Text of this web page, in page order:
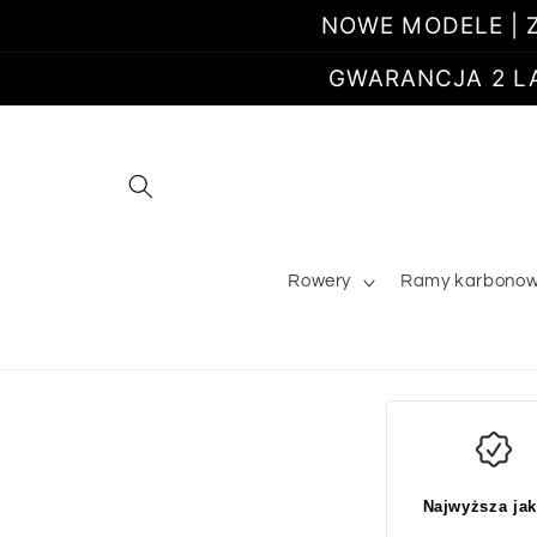
NOWE MODELE
GWARANCJA 2
Rowery Ramy
Najwyższa